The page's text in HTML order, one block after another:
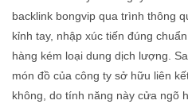
backlink bongvip qua trình thông
kỉnh tay, nhập xúc tiến đúng
hàng kém loại dung dịch lượng.
món đồ của công ty sở hữu liên
không, do tính năng này cửa ngõ